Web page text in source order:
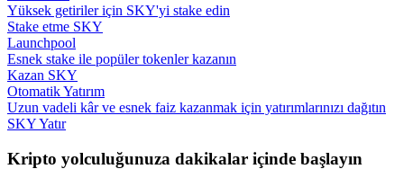
Ticaret stratejileri
Nasıl kârlı kalabileceğinizi öğrenin
Yüksek getiriler için SKY'yi stake edin
Stake etme SKY
Launchpool
Esnek stake ile popüler tokenler kazanın
Kazan SKY
Otomatik Yatırım
Uzun vadeli kâr ve esnek faiz kazanmak için yatırımlarınızı dağıtın
SKY Yatır
Kripto yolculuğunuza dakikalar içinde başlayın